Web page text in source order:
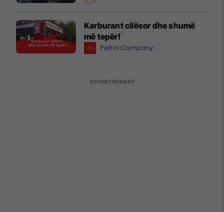
Karburant cilësor dhe shumë
më tepër!
Petrol Company